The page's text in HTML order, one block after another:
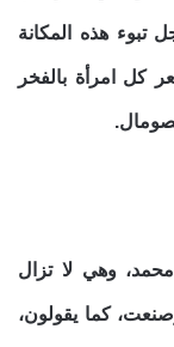
تبوء هذه المكانة
كل امرأة بالفخر
وهي لا تزال
كما يقولون،